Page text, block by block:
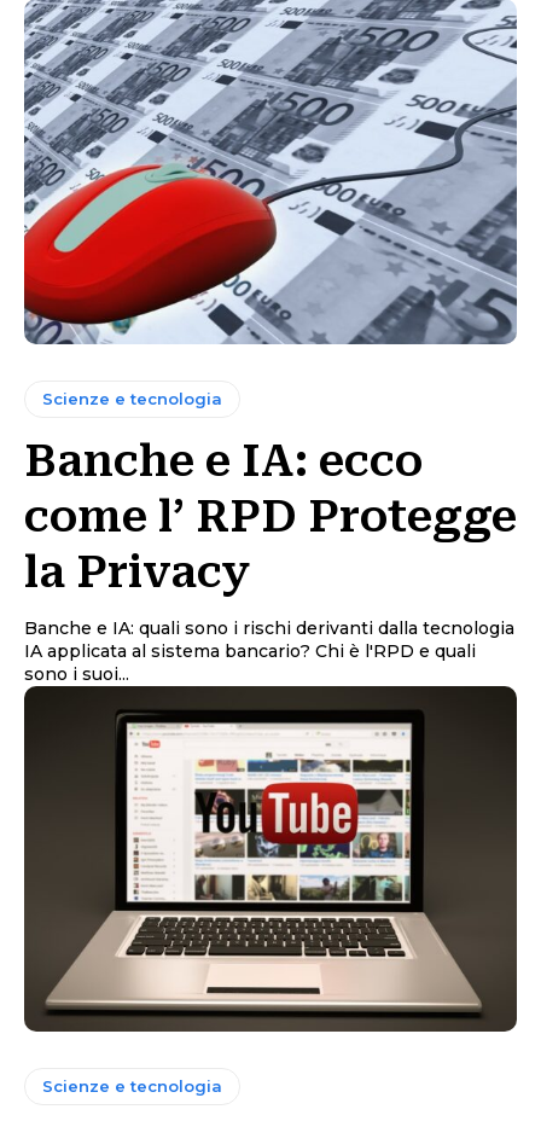
Scienze e tecnologia
Banche e IA: ecco
come l’ RPD Protegge
la Privacy
Banche e IA: quali sono i rischi derivanti dalla tecnologia
IA applicata al sistema bancario? Chi è l'RPD e quali
sono i suoi...
Scienze e tecnologia